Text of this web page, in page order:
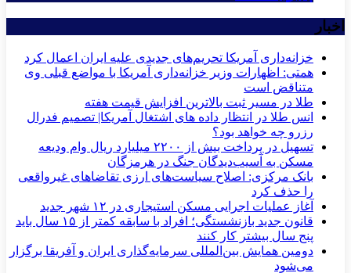
اخبار
خزانه‌داری آمریکا تحریم‌های جدیدی علیه ایران اعمال کرد
همتی: اظهارات وزیر خزانه‌داری آمریکا با مواضع قبلی وی
متناقض است
طلا در مسیر ثبت بالاترین افزایش قیمت هفته
انس طلا در انتظار داده های اشتغال آمریکا| تصمیم فدرال
رزرو چه خواهد بود؟
تسهیل در پرداخت بیش از ۲۲۰۰ میلیارد ریال وام ودیعه
مسکن به آسیب‌دیدگان جنگ در هرمزگان
بانک مرکزی: اصلاح سیاست‌های ارزی تقاضاهای غیرواقعی
را حذف کرد
آغاز عملیات اجرایی مسکن استیجاری در ۱۲ شهر جدید
قانون جدید بازنشستگی؛ افراد با سابقه کمتر از ۱۵ سال باید
پنج سال بیشتر کار کنند
دومین همایش بین‌المللی سرمایه‌گذاری ایران و آفریقا برگزار
می‌شود